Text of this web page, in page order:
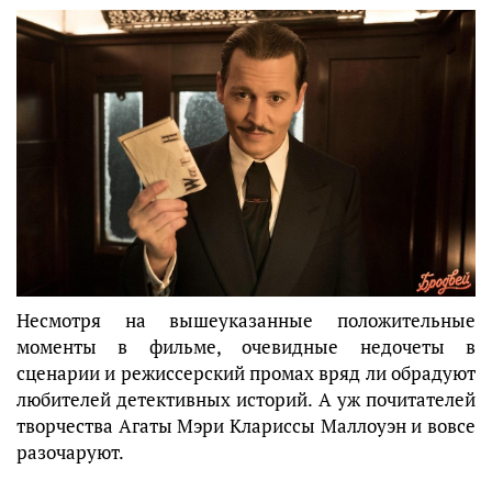
Несмотря на вышеуказанные положительные
моменты в фильме, очевидные недочеты в
сценарии и режиссерский промах вряд ли обрадуют
любителей детективных историй. А уж почитателей
творчества Агаты Мэри Клариссы Маллоуэн и вовсе
разочаруют.